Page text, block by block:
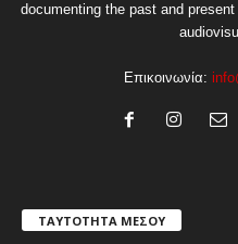
documenting the past and
Επικοινωνία:
ΤΑΥΤΟΤΗΤΑ ΜΕΣΟΥ